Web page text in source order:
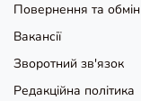
Повернення та обмін
Вакансії
Зворотний зв'язок
Редакційна політика